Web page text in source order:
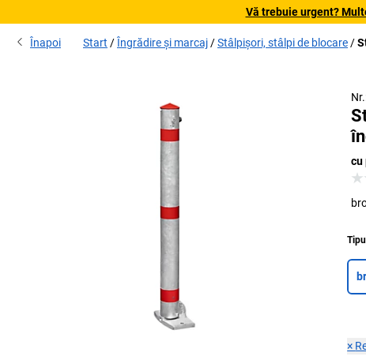
Vă trebuie urgent?
Înapoi Start Îngrădire și marcaj Stâlpișori, stâlpi de blocare
cu
×